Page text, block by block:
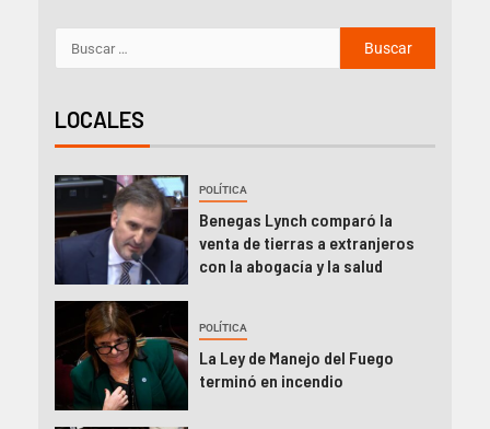
LOCALES
POLÍTICA
Benegas Lynch comparó la
venta de tierras a extranjeros
con la abogacía y la salud
POLÍTICA
La Ley de Manejo del Fuego
terminó en incendio